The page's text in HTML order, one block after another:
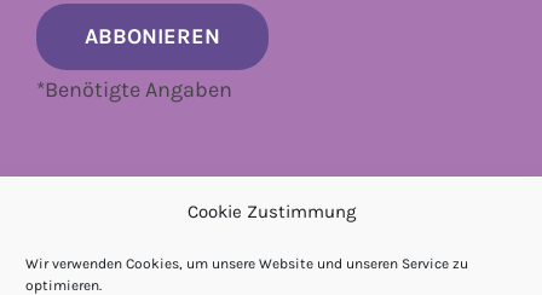
Cookie Zustimmung
Wir verwenden Cookies, um unsere Website und unseren Service zu
optimieren.
*Benötigte Angaben